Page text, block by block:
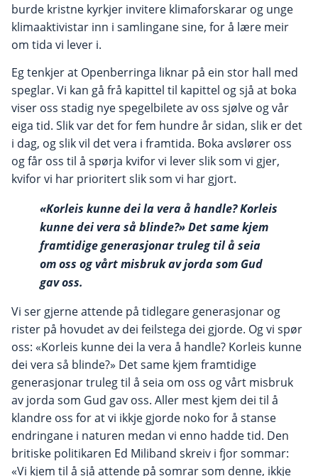
burde kristne kyrkjer invitere klimaforskarar og unge
klimaaktivistar inn i samlingane sine, for å lære meir
om tida vi lever i.
Eg tenkjer at Openberringa liknar på ein stor hall med
speglar. Vi kan gå frå kapittel til kapittel og sjå at boka
viser oss stadig nye spegelbilete av oss sjølve og vår
eiga tid. Slik var det for fem hundre år sidan, slik er det
i dag, og slik vil det vera i framtida. Boka avslører oss
og får oss til å spørja kvifor vi lever slik som vi gjer,
kvifor vi har prioritert slik som vi har gjort.
«Korleis kunne dei la vera å handle? Korleis
kunne dei vera så blinde?» Det same kjem
framtidige generasjonar truleg til å seia
om oss og vårt misbruk av jorda som Gud
gav oss.
Vi ser gjerne attende på tidlegare generasjonar og
rister på hovudet av dei feilstega dei gjorde. Og vi spør
oss: «Korleis kunne dei la vera å handle? Korleis kunne
dei vera så blinde?» Det same kjem framtidige
generasjonar truleg til å seia om oss og vårt misbruk
av jorda som Gud gav oss. Aller mest kjem dei til å
klandre oss for at vi ikkje gjorde noko for å stanse
endringane i naturen medan vi enno hadde tid. Den
britiske politikaren Ed Miliband skreiv i fjor sommar:
«Vi kjem til å sjå attende på somrar som denne, ikkje